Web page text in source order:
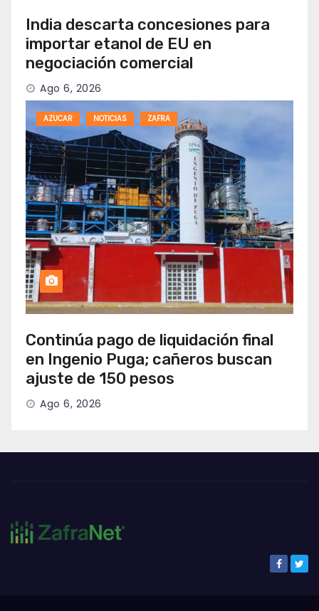
India descarta concesiones para
importar etanol de EU en
negociación comercial
Ago 6, 2026
AZUCAR NOTICIAS ZAFRA
Continúa pago de liquidación final
en Ingenio Puga; cañeros buscan
ajuste de 150 pesos
Ago 6, 2026